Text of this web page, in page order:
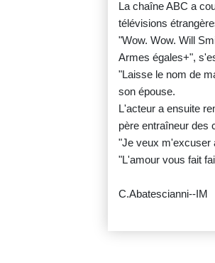
La chaîne ABC a
télévisions
"Wow. Wow. Will
Armes égales+",
"Laisse le nom de
son épouse.
L'acteur a ensuite
père entraîneur des
"Je veux m'excuser
"L'amour vous fait
C.Abatescianni--IM